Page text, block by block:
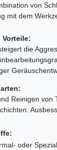
von
mit dem
Vorteile:
die
Reinigen von
oder